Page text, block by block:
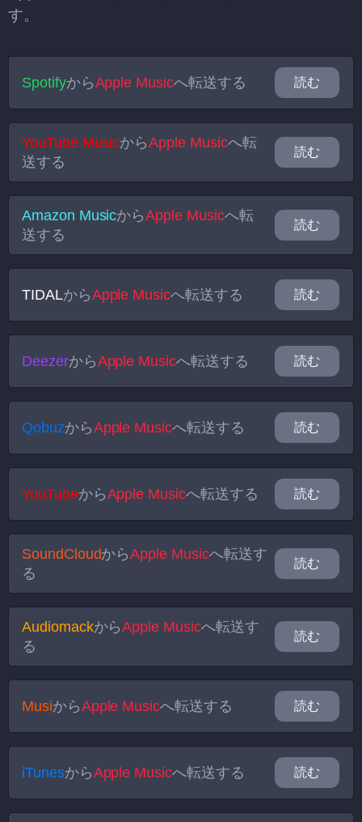
す。
SpotifyからApple Musicへ転送する 読む
YouTube MusicからApple Musicへ転
送する
読む
Amazon MusicからApple Musicへ転
送する
読む
TIDALからApple Musicへ転送する 読む
DeezerからApple Musicへ転送する 読む
QobuzからApple Musicへ転送する 読む
YouTubeからApple Musicへ転送する 読む
SoundCloudからApple Musicへ転送す
る
読む
AudiomackからApple Musicへ転送す
る
読む
MusiからApple Musicへ転送する 読む
iTunesからApple Musicへ転送する 読む